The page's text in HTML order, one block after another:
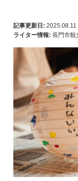
記事更新日: 2025.08.11
ライター情報: 長門市観